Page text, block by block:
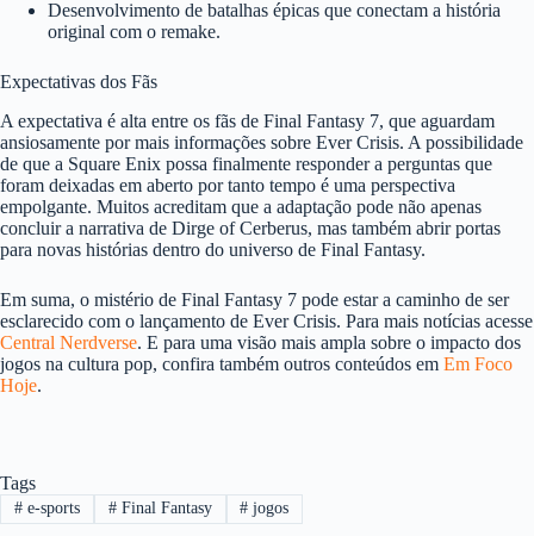
Desenvolvimento de batalhas épicas que conectam a história
original com o remake.
Expectativas dos Fãs
A expectativa é alta entre os fãs de Final Fantasy 7, que aguardam
ansiosamente por mais informações sobre Ever Crisis. A possibilidade
de que a Square Enix possa finalmente responder a perguntas que
foram deixadas em aberto por tanto tempo é uma perspectiva
empolgante. Muitos acreditam que a adaptação pode não apenas
concluir a narrativa de Dirge of Cerberus, mas também abrir portas
para novas histórias dentro do universo de Final Fantasy.
Em suma, o mistério de Final Fantasy 7 pode estar a caminho de ser
esclarecido com o lançamento de Ever Crisis. Para mais notícias acesse
Central Nerdverse. E para uma visão mais ampla sobre o impacto dos
jogos na cultura pop, confira também outros conteúdos em Em Foco
Hoje.
Tags
#e-sports #Final Fantasy # jogos